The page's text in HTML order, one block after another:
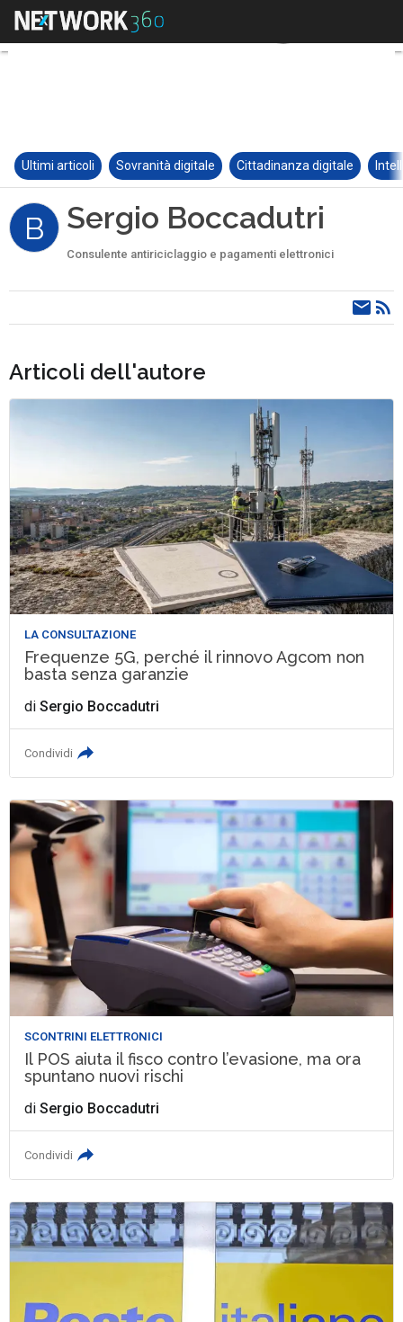
Ultimi articoli Sovranità digitale Cittadinanza digitale
B Sergio Boccadutri
Consulente antiriciclaggio e pagamenti elettronici
Articoli dell'autore
LA CONSULTAZIONE
Frequenze 5G, perché il rinnovo Agcom non
basta senza garanzie
diSergio Boccadutri
Condividi
SCONTRINI ELETTRONICI
Il POS aiuta il fisco contro l’evasione, ma ora
spuntano nuovi rischi
diSergio Boccadutri
Condividi